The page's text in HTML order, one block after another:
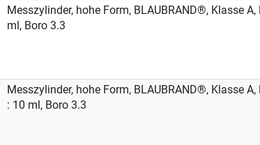
Messzylinder, hohe Form, BLAUBRAND®, Klasse A,
ml, Boro 3.3
Messzylinder, hohe Form, BLAUBRAND®, Klasse A,
: 10 ml, Boro 3.3